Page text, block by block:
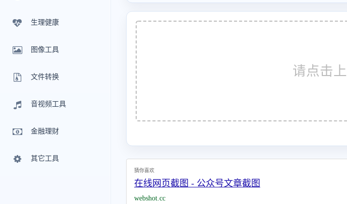
生理健康
图像工具
文件转换
音视频工具
金融理财
其它工具
请点击
猜你喜欢
在线网页截图 - 公众号文章截图
webshot.cc